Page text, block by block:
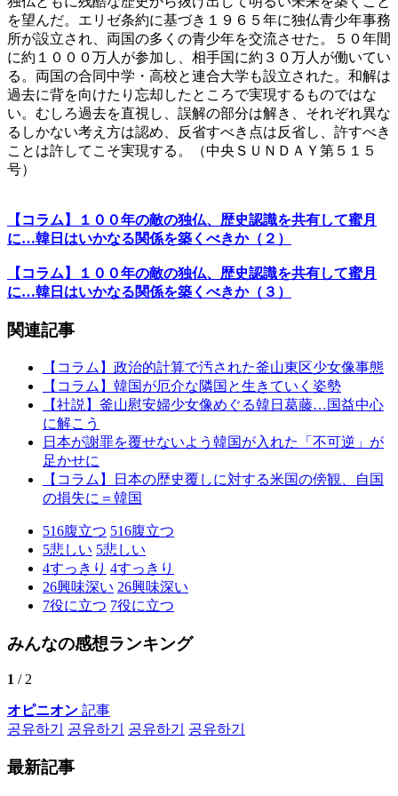
を望んだ。エリゼ条約に基づき１９６５年に独仏青少年事務
所が設立され、両国の多くの青少年を交流させた。５０年間
に約１０００万人が参加し、相手国に約３０万人が働いてい
る。両国の合同中学・高校と連合大学も設立された。和解は
過去に背を向けたり忘却したところで実現するものではな
い。むしろ過去を直視し、誤解の部分は解き、それぞれ異な
るしかない考え方は認め、反省すべき点は反省し、許すべき
ことは許してこそ実現する。（中央ＳＵＮＤＡＹ第５１５
号）
【コラム】１００年の敵の独仏、歴史認識を共有して蜜月
に…韓日はいかなる関係を築くべきか（２）
【コラム】１００年の敵の独仏、歴史認識を共有して蜜月
に…韓日はいかなる関係を築くべきか（３）
関連記事
【コラム】政治的計算で汚された釜山東区少女像事態
【コラム】韓国が厄介な隣国と生きていく姿勢
【社説】釜山慰安婦少女像めぐる韓日葛藤…国益中心
に解こう
日本が謝罪を覆せないよう韓国が入れた「不可逆」が
足かせに
【コラム】日本の歴史覆しに対する米国の傍観、自国
の損失に＝韓国
516腹立つ 516腹立つ
5悲しい 5悲しい
4すっきり 4すっきり
26興味深い 26興味深い
7役に立つ 7役に立つ
みんなの感想ランキング
1 / 2
オピニオン 記事
공유하기
공유하기 공유하기 공유하기
最新記事